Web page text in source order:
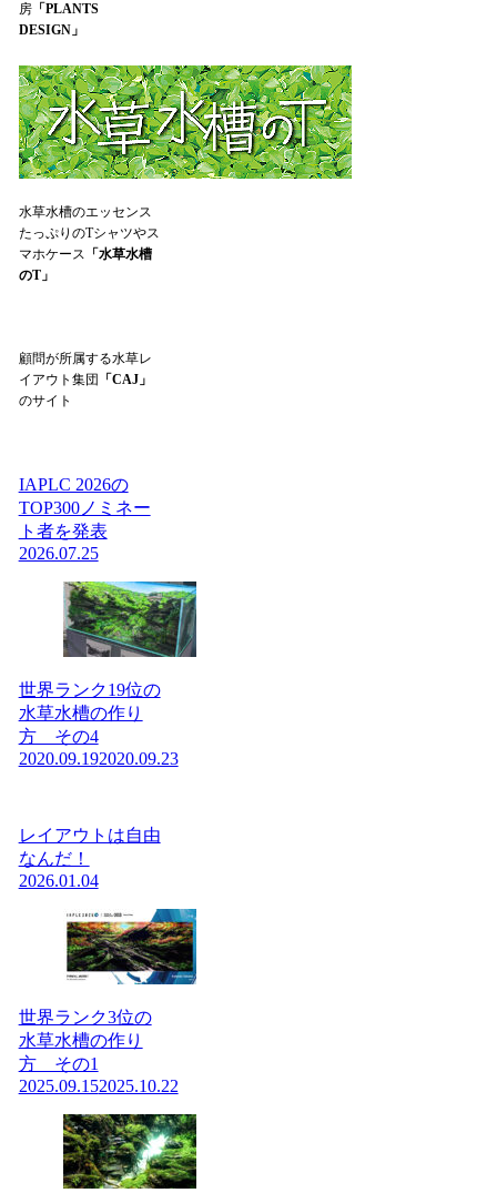
房「PLANTS
DESIGN」
水草水槽のエッセンス
たっぷりのTシャツやス
マホケース 「水草水槽
のT」
顧問が所属する水草レ
イアウト集団
「CAJ」
のサイト
IAPLC 2026の
TOP300ノミネー
ト者を発表
2026.07.25
世界ランク19位の
水草水槽の作り
方 その4
2020.09.192020.09.23
レイアウトは自由
なんだ！
2026.01.04
世界ランク3位の
水草水槽の作り
方 その1
2025.09.152025.10.22